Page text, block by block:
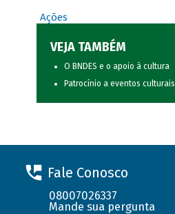
Ações
VEJA TAMBÉM
O BNDES e o apoio à cultura
Patrocínio a eventos culturais
Fale Conosco
08007026337
Mande sua pergunta